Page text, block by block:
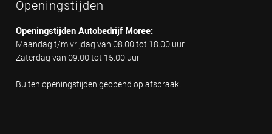
Openingstijden
Openingstijden Autobedrijf Moree:
Maandag t/m vrijdag van 08.00 tot 18.00 uur
Zaterdag van 09.00 tot 15.00 uur
Buiten openingstijden geopend op afspraak.